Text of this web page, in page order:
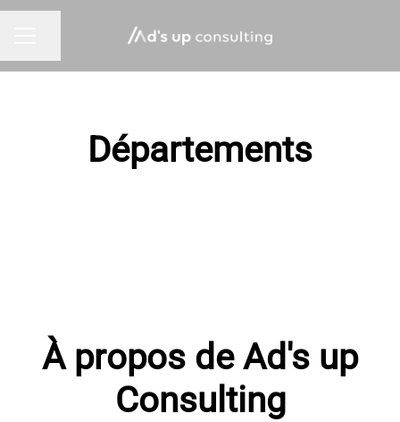
Partager la page
Départements
Social Ads
Data Consulting
Fonctions supports
À propos de Ad's up
Consulting